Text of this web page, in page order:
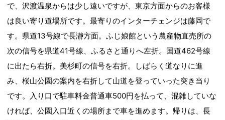
で、沢渡温泉からは少し遠いですが、東京方面からのお客様
は良い寄り道場所です。最寄りのインターチェンジは藤岡で
す。県道13号線で長瀞方面。ふじ娘館という農産物直売所の
次の信号を県道41号線、ふるさと通りへ左折。国道462号線
に出たら右折。美杉町の信号を右折。しばらく道なりに進
み、桜山公園の案内を右折して山道を登っていった突き当り
です。入り口で駐車料金普通車500円を払って、混雑していな
ければ、公園入口近くの場所まで車を進めます。帰りは、長